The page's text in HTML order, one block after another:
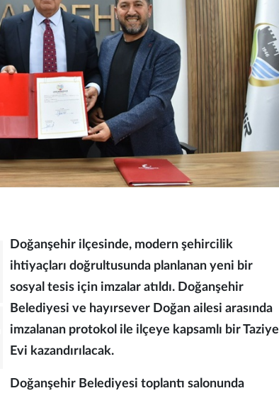
Doğanşehir ilçesinde, modern şehircilik
ihtiyaçları doğrultusunda planlanan yeni bir
sosyal tesis için imzalar atıldı. Doğanşehir
Belediyesi ve hayırsever Doğan ailesi arasında
imzalanan protokol ile ilçeye kapsamlı bir Taziye
Evi kazandırılacak.
Doğanşehir Belediyesi toplantı salonunda